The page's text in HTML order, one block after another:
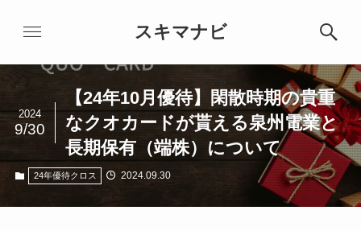
スキマナビ
【24年10月優待】閑散時期の貴重
なクオカードが貰える泉州電業と
長期保有（端株）について
2024
9/30
24年優待クロス 2024.09.30